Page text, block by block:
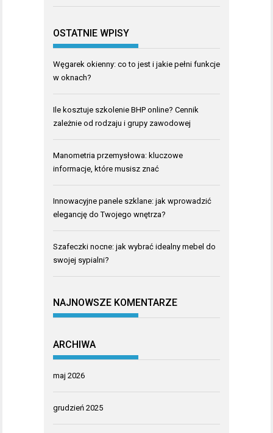
OSTATNIE WPISY
Węgarek okienny: co to jest i jakie pełni funkcje
w oknach?
Ile kosztuje szkolenie BHP online? Cennik
zależnie od rodzaju i grupy zawodowej
Manometria przemysłowa: kluczowe
informacje, które musisz znać
Innowacyjne panele szklane: jak wprowadzić
elegancję do Twojego wnętrza?
Szafeczki nocne: jak wybrać idealny mebel do
swojej sypialni?
NAJNOWSZE KOMENTARZE
ARCHIWA
maj 2026
grudzień 2025